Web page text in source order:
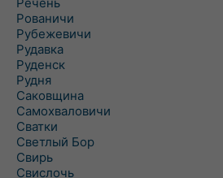
Рованичи
Рубежевичи
Рудавка
Руденск
Рудня
Саковщина
Самохваловичи
Сватки
Светлый Бор
Свирь
Свислочь